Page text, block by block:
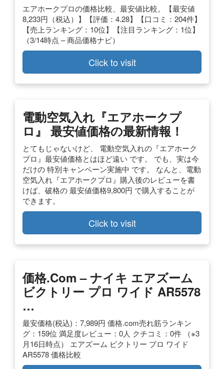
エアホークプロの価格比較、最安値比較。【最安値
8,233円（税込）】【評価：4.28】【口コミ：204件】
【売上ランキング：10位】【注目ランキング：1位】
（3/14時点 – 商品価格ナビ）
Click to visit
電動空気入れ『エアホークプ
ロ』 最安値価格の最新情報！
とてもじゃないけど、 電動空気入れの『エアホーク
プロ』最安値価格とはほど遠い です。 でも、実は今
だけの 特別キャンペーン実施中 です。 なんと、電動
空気入れ『エアホークプロ』購入後のレビューを書
けば、破格の 最安値価格9,800円 で購入することが
できます。
Click to visit
価格.com – ナイキ エアズーム
ビクトリー プロ ワイド AR5578
…
最安価格(税込)：7,989円 価格.com売れ筋ランキン
グ：159位 満足度レビュー：0人 クチコミ：0件 （※3
月16日時点） エアズーム ビクトリー プロ ワイド
AR5578 価格比較